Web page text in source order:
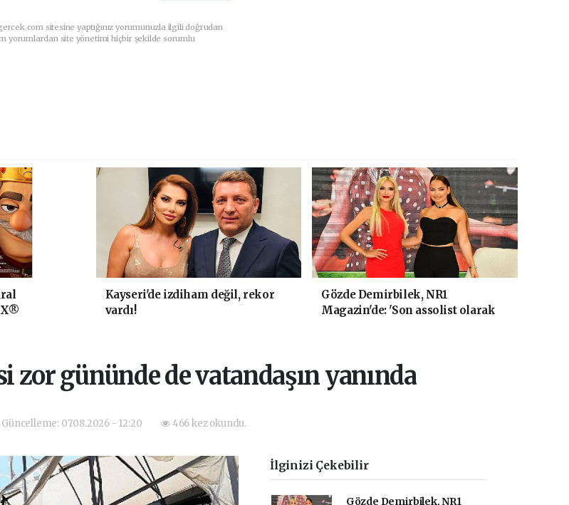
sitesine yaptığınız yorumunuzla ilgili doğrudan
yorumlardan site yönetimi hiçbir şekilde sorumlu
Kayseri'de izdiham değil, rekor
vardı!
Gözde Demirbilek, NR1
Magazin'de: 'Son assolist olarak
zor gününde de vatandaşın yanında
Güncelleme: 07.08.2026 - 12:20 466 kez okundu.
İlginizi Çekebilir
Gözde Demirbilek, NR1